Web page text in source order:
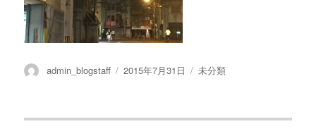
投
admin_blogstaff
投
2015年7月31日
カ
リ
未分類